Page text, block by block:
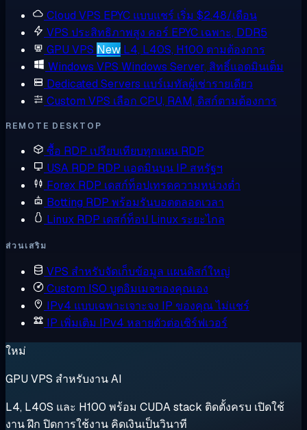
Cloud VPS EPYC แบบแชร์ เริ่ม $2.48/เดือน
VPS ประสิทธิภาพสูง คอร์ EPYC เฉพาะ, DDR5
GPU VPS New L4, L40S, H100 ตามต้องการ
Windows VPS Windows Server, สิทธิ์แอดมินเต็ม
Dedicated Servers แบร์เมทัลผู้เช่ารายเดียว
Custom VPS เลือก CPU, RAM, ดิสก์ตามต้องการ
REMOTE DESKTOP
ซื้อ RDP เปรียบเทียบทุกแผน RDP
USA RDP RDP แอดมินบน IP สหรัฐฯ
Forex RDP เดสก์ท็อปเทรดความหน่วงต่ำ
Botting RDP พร้อมรันบอตตลอดเวลา
Linux RDP เดสก์ท็อป Linux ระยะไกล
ส่วนเสริม
VPS สำหรับจัดเก็บข้อมูล แผนดิสก์ใหญ่
Custom ISO บูตอิมเมจของคุณเอง
IPv4 แบบเฉพาะเจาะจง IP ของคุณ ไม่แชร์
IP เพิ่มเติม IPv4 หลายตัวต่อเซิร์ฟเวอร์
ใหม่
GPU VPS สำหรับงาน AI
L4, L40S และ H100 พร้อม CUDA stack ติดตั้งครบ เปิดใช้
งาน ฝึก ปิดการใช้งาน คิดเงินเป็นวินาที